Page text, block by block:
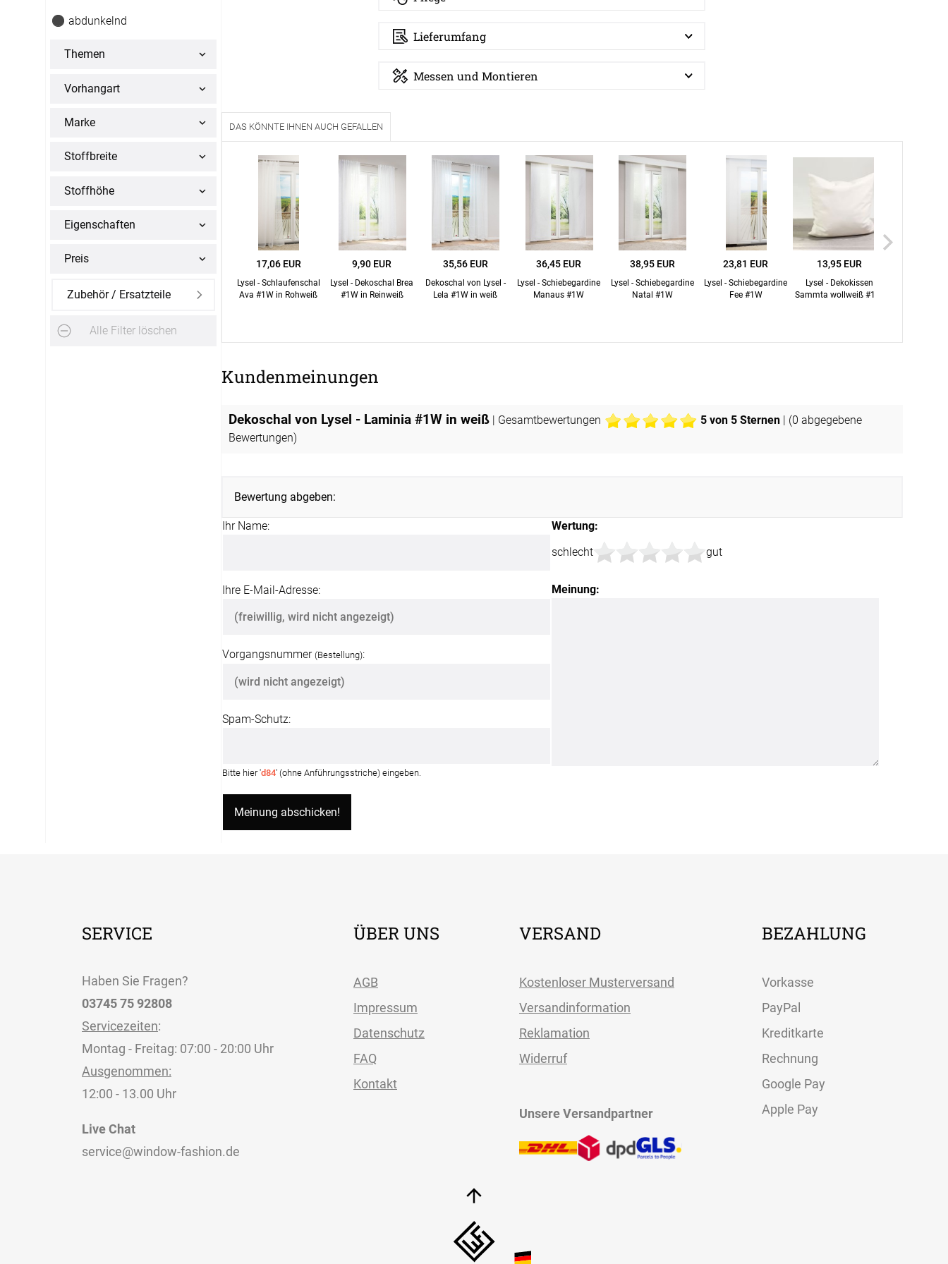
Zubehör
Alle Markisenstoffe
SERVICE
03745 75 92808
Ausgenommen:
ÜBER UNS
AGB
Impressum
Datenschutz
FAQ
VERSAND
Kostenloser Musterversand
Versandinformation
Reklamation
Widerruf
BEZAHLUNG
PayPal
Kreditkarte
Rechnung
abdunkelnd
Themen
Vorhangart
Marke
Stoffbreite
Stoffhöhe
Eigenschaften
Preis
Zubehör / Ersatzteile
Alle Filter löschen
Lieferumfang
Messen und Montieren
DAS KÖNNTE IHNEN AUCH GEFALLEN
17,06 EUR
Lysel - Schlaufenschal
Ava #1W in Rohweiß
9,90 EUR
Lysel - Dekoschal Brea
#1W in Reinweiß
35,56 EUR
Dekoschal von Lysel -
Lela #1W in weiß
36,45 EUR
Lysel - Schiebegardine
Manaus #1W
38,95 EUR
Lysel - Schiebegardine
Natal #1W
23,81 EUR
Lysel - Schiebegardine
Fee #1W
13,95 EUR
Lysel - Dekokissen
Sammta wollweiß #1W
Kundenmeinungen
Dekoschal von Lysel - Laminia #1W in weiß| Gesamtbewertungen 5von 5 Sternen | (0 abgegebene
Bewertungen)
Bewertung abgeben:
Wertung:
schlecht
gut
Meinung:
Ihr Name:
Ihre E-Mail-Adresse:
Vorgangsnummer (Bestellung):
Spam-Schutz:
Bitte hier 'd84' (ohne Anführungsstriche) eingeben.
SERVICE
Haben Sie Fragen?
03745 75 92808
Servicezeiten:
Montag - Freitag: 07:00 - 20:00 Uhr
Ausgenommen:
12:00 - 13.00 Uhr
Live Chat
service@window-fashion.de
ÜBER UNS
AGB
Impressum
Datenschutz
FAQ
Kontakt
VERSAND
Kostenloser Musterversand
Versandinformation
Reklamation
Widerruf
Unsere Versandpartner
BEZAHLUNG
Vorkasse
PayPal
Kreditkarte
Rechnung
Google Pay
Apple Pay